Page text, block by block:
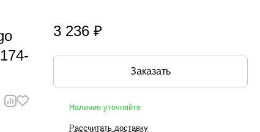
3 236 ₽
Заказать
Наличие уточняйте
Рассчитать доставку